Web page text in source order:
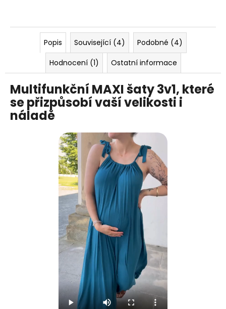
Popis Související (4)
Podobné (4)
Hodnocení (1)
Ostatní informace
Multifunkční MAXI šaty 3v1, které
se přizpůsobí vaší velikosti i
náladě